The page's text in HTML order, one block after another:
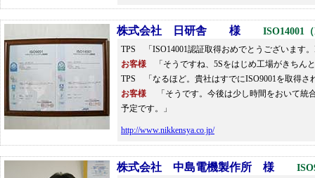
株式会社 日研舎 様 ISO14001
TPS 「ISO14001認証取得おめでとうございます
お客様 「そうですね、5Sをはじめ工場がきちん
TPS 「なるほど。貴社はすでにISO9001を取得さ
お客様
「そうです。今後は少し時間をおいて統
予定です。」
http://www.nikkensya.co.jp/
株式会社 中島電機製作所 様